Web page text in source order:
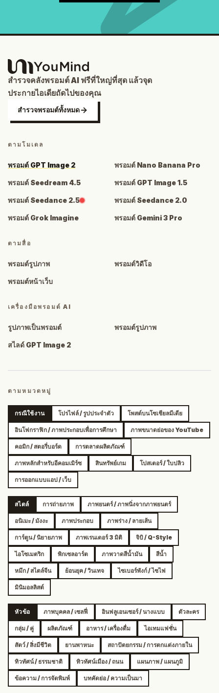
สำรวจคลังพรอมต์ AI ฟรีที่ใหญ่ที่สุด แล้วจุด
ประกายไอเดียถัดไปของคุณ
สำรวจพรอมต์ทั้งหมด
ตามโมเดล
พรอมต์ GPT Image 2 พรอมต์ Nano Banana Pro
พรอมต์ Seedream 4.5 พรอมต์ GPT Image 1.5
พรอมต์ Seedance 2.5 พรอมต์ Seedance 2.0
พรอมต์ Grok Imagine พรอมต์ Gemini 3 Pro
ตามสื่อ
พรอมต์รูปภาพ พรอมต์วิดีโอ
พรอมต์หน้าเว็บ
เครื่องมือพรอมต์ AI
รูปภาพเป็นพรอมต์ พรอมต์รูปภาพ
สไลด์ GPT Image 2
ตามหมวดหมู่
กรณีใช้งาน โปรไฟล์ / รูปประจำตัว โพสต์บนโซเชียลมีเดีย
อินโฟกราฟิก / ภาพประกอบเพื่อการศึกษา ภาพขนาดย่อของ YouTube
คอมิก / สตอรี่บอร์ด การตลาดผลิตภัณฑ์
ภาพหลักสำหรับอีคอมเมิร์ซ สินทรัพย์เกม โปสเตอร์ / ใบปลิว
การออกแบบแอป / เว็บ
สไตล์ การถ่ายภาพ ภาพยนตร์ / ภาพนิ่งจากภาพยนตร์
อนิเมะ / มังงะ ภาพประกอบ ภาพร่าง / ลายเส้น
การ์ตูน / นิยายภาพ ภาพเรนเดอร์ 3 มิติ จิบิ / Q-Style
ไอโซเมตริก พิกเซลอาร์ต ภาพวาดสีน้ำมัน สีน้ำ
หมึก / สไตล์จีน ย้อนยุค / วินเทจ ไซเบอร์พังก์ / ไซไฟ
มินิมอลลิสต์
หัวข้อ ภาพบุคคล / เซลฟี่ อินฟลูเอนเซอร์ / นางแบบ ตัวละคร
กลุ่ม / คู่ ผลิตภัณฑ์ อาหาร / เครื่องดื่ม ไอเทมแฟชั่น
สัตว์ / สิ่งมีชีวิต ยานพาหนะ สถาปัตยกรรม / การตกแต่งภายใน
ทิวทัศน์ / ธรรมชาติ ทิวทัศน์เมือง / ถนน แผนภาพ / แผนภูมิ
ข้อความ / การจัดพิมพ์ บทคัดย่อ / ความเป็นมา